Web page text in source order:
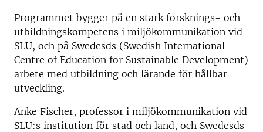
Programmet bygger på en stark forsknings- och
utbildningskompetens i miljökommunikation vid
SLU, och på Swedesds (Swedish International
Centre of Education for Sustainable Development)
arbete med utbildning och lärande för hållbar
utveckling.
Anke Fischer, professor i miljökommunikation vid
SLU:s institution för stad och land, och Swedesds